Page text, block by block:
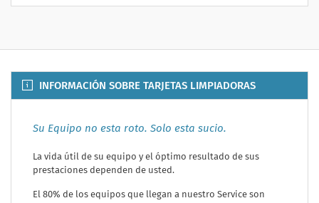
INFORMACIÓN SOBRE TARJETAS LIMPIADORAS
Su Equipo no esta roto. Solo esta sucio.
La vida útil de su equipo y el óptimo resultado de sus
prestaciones dependen de usted.
El 80% de los equipos que llegan a nuestro Service son